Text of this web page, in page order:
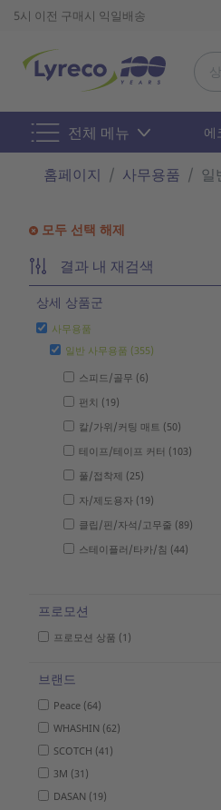
5시 이전 구매시 익일배송
전체 메뉴 에
홈페이지 사무용품 일
모두 선택 해제
결과 내 재검색
상세 상품군
사무용품
일반 사무용품 (355)
스피드/골무 (6)
펀치 (19)
칼/가위/커팅 매트 (50)
테이프/테이프 커터 (103)
풀/접착제 (25)
자/제도용자 (19)
클립/핀/자석/고무줄 (89)
스테이플러/타카/침 (44)
프로모션
프로모션 상품 (1)
브랜드
Peace (64)
WHASHIN (62)
SCOTCH (41)
3M (31)
DASAN (19)